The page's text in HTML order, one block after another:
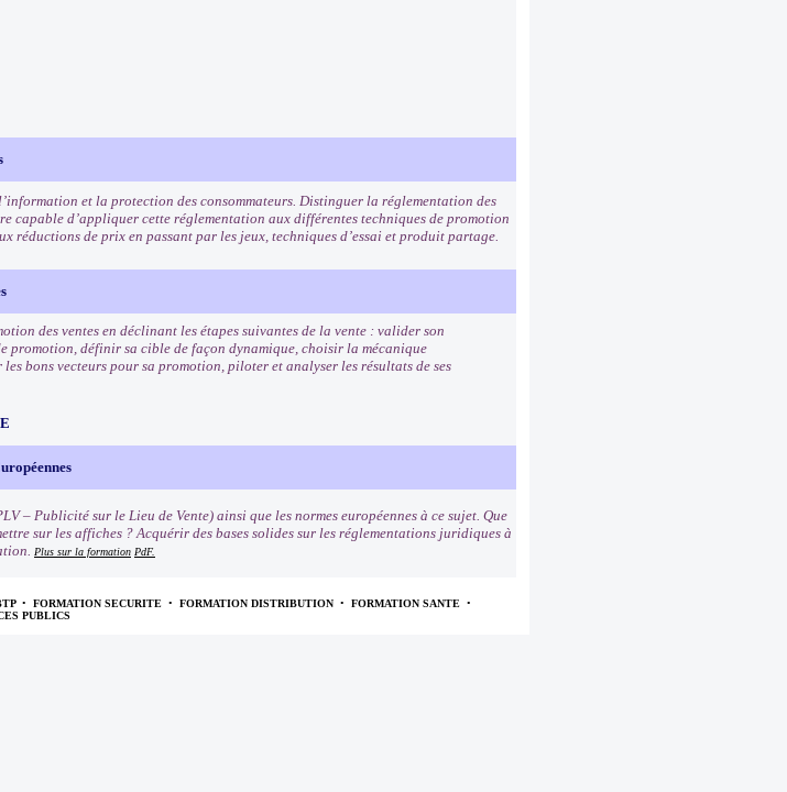
et la protection des consommateurs. Distinguer la réglementation des
capable d’appliquer cette réglementation aux différentes techniques de promotion
réductions de prix en passant par les jeux, techniques d’essai et produit partage.
des ventes en déclinant les étapes suivantes de la vente : valider son
promotion, définir sa cible de façon dynamique, choisir la mécanique
bons vecteurs pour sa promotion, piloter et analyser les résultats de ses
– Publicité sur le Lieu de Vente) ainsi que les normes européennes à ce sujet. Que
sur les affiches ? Acquérir des bases solides sur les réglementations juridiques à
Plus sur la formation PdF.
• FORMATION SECURITE • FORMATION DISTRIBUTION • FORMATION SANTE •
PUBLICS